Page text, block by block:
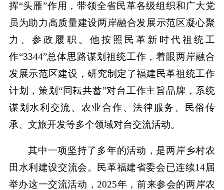
挥“头雁”作用，带领全省民革各级组织和广大党
员为助力高质量建设两岸融合发展示范区凝心聚
力、参政履职。他按照民革新时代祖统工
作“3344”总体思路谋划祖统工作，着眼两岸融合
发展示范区建设，研究制定了福建民革祖统工作
计划，策划“同耘共蓄”对台工作主旨品牌，系统
谋划水利交流、农业合作、法律服务、民俗传
承、文旅开发等多个领域对台交流活动。
其中一项坚持了多年的活动，是两岸乡村农
田水利建设交流会。民革福建省委会已连续14届
举办这一交流活动，2025年，前来参会的两岸农